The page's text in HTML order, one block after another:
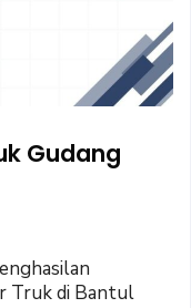
Gudang
Truk di Bantul